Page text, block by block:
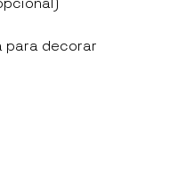
para decorar